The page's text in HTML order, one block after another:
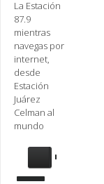
La Estación
87.9
mientras
navegas por
internet,
desde
Estación
Juárez
Celman al
mundo